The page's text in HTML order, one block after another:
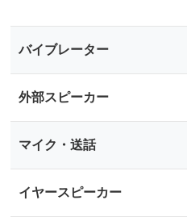
バイブレーター
外部スピーカー
マイク・送話
イヤースピーカー